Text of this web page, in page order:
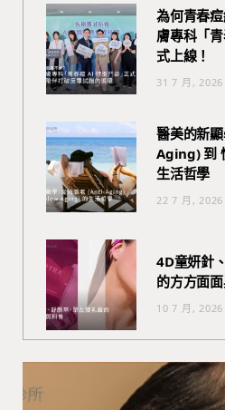
為何青春
膚專科「
式上線！
31 7 月, 2026
醫美的新
Aging) 到
生活哲學
22 7 月, 2026
4D童妍針
的方方面
10 7 月, 2026